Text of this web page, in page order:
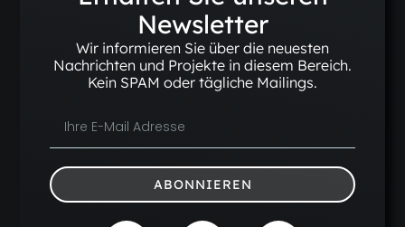
Newsletter
Wir informieren Sie über die neuesten
Nachrichten und Projekte in diesem Bereich.
Kein SPAM oder tägliche Mailings.
ABONNIEREN